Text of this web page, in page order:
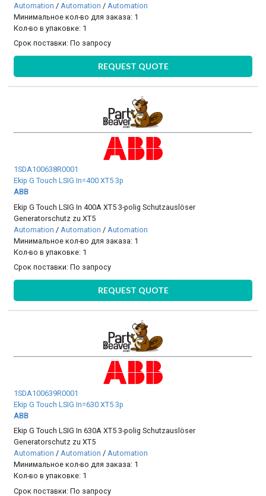
Automation / Automation / Automation
Минимальное кол-во для заказа: 1
Кол-во в упаковке: 1
Срок поставки:По запросу
REQUEST QUOTE
1SDA100638R0001
Ekip G Touch LSIG In=400 XT5 3p
ABB
Ekip G Touch LSIG In 400A XT5 3-polig Schutzauslöser
Generatorschutz zu XT5
Automation / Automation / Automation
Минимальное кол-во для заказа: 1
Кол-во в упаковке: 1
Срок поставки:По запросу
REQUEST QUOTE
1SDA100639R0001
Ekip G Touch LSIG In=630 XT5 3p
ABB
Ekip G Touch LSIG In 630A XT5 3-polig Schutzauslöser
Generatorschutz zu XT5
Automation /Automation /Automation
Минимальное кол-во для заказа: 1
Кол-во в упаковке: 1
Срок поставки:По запросу